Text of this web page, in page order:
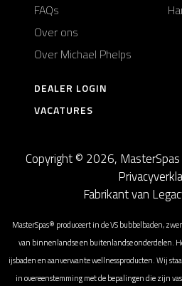
FAQs
Over ons
Over Michael Phelps
DEALER LOGIN
VACATURES
Copyright © 2026, MasterSpas
Fabrikant van
MasterSpas® produceert in de VS bubbelbaden,
van binnenlandse en buitenlandse onderdelen.
ijsbaden en aanverwante wellnessproducten. Wij
in overeenstemming met de bepalingen die zijn